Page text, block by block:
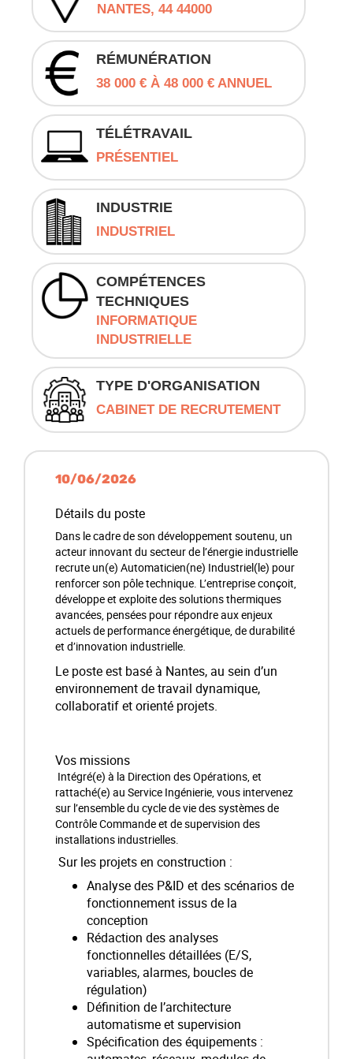
NANTES, 44 44000
RÉMUNÉRATION
38 000 € À 48 000 € ANNUEL
TÉLÉTRAVAIL
PRÉSENTIEL
INDUSTRIE
INDUSTRIEL
COMPÉTENCES
TECHNIQUES
INFORMATIQUE
INDUSTRIELLE
TYPE D'ORGANISATION
CABINET DE RECRUTEMENT
10/06/2026
Détails du poste
Dans le cadre de son développement soutenu, un
acteur innovant du secteur de l’énergie industrielle
recrute un(e) Automaticien(ne) Industriel(le) pour
renforcer son pôle technique. L’entreprise conçoit,
développe et exploite des solutions thermiques
avancées, pensées pour répondre aux enjeux
actuels de performance énergétique, de durabilité
et d’innovation industrielle.
Le poste est basé à Nantes, au sein d’un
environnement de travail dynamique,
collaboratif et orienté projets.
Vos missions
Intégré(e) à la Direction des Opérations, et
rattaché(e) au Service Ingénierie, vous intervenez
sur l’ensemble du cycle de vie des systèmes de
Contrôle Commande et de supervision des
installations industrielles.
Sur les projets en construction :
Analyse des P&ID et des scénarios de
fonctionnement issus de la
conception
Rédaction des analyses
fonctionnelles détaillées (E/S,
variables, alarmes, boucles de
régulation)
Définition de l’architecture
automatisme et supervision
Spécification des équipements :